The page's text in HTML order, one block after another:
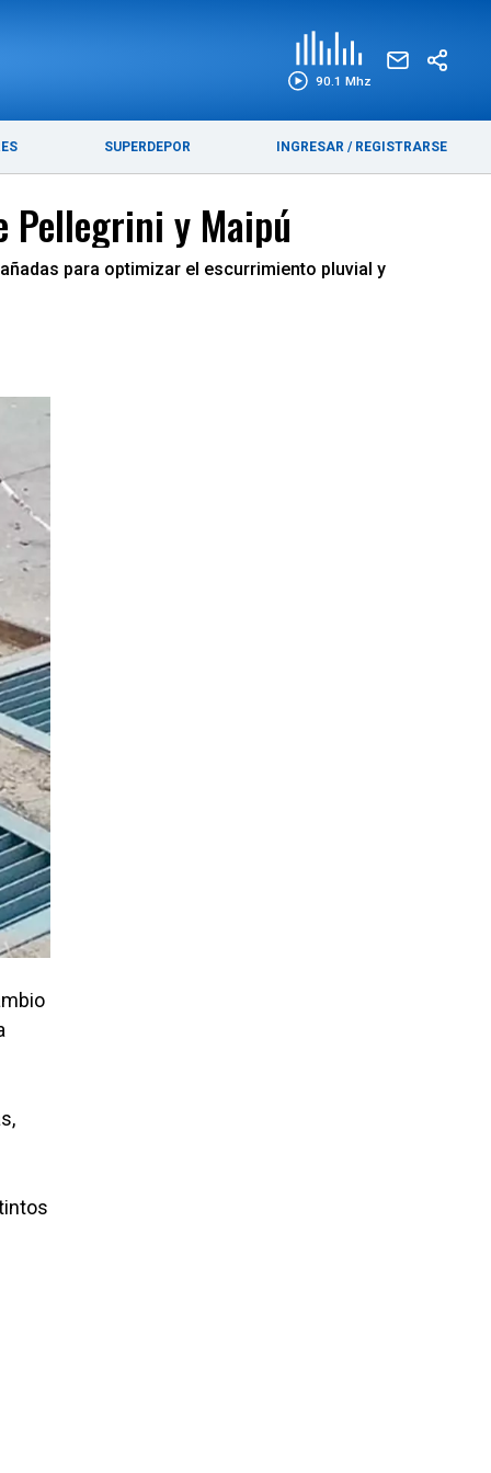
90.1 Mhz
SUPERDEPOR INGRESAR / REGISTRARSE
Pellegrini y Maipú
para optimizar el escurrimiento pluvial y